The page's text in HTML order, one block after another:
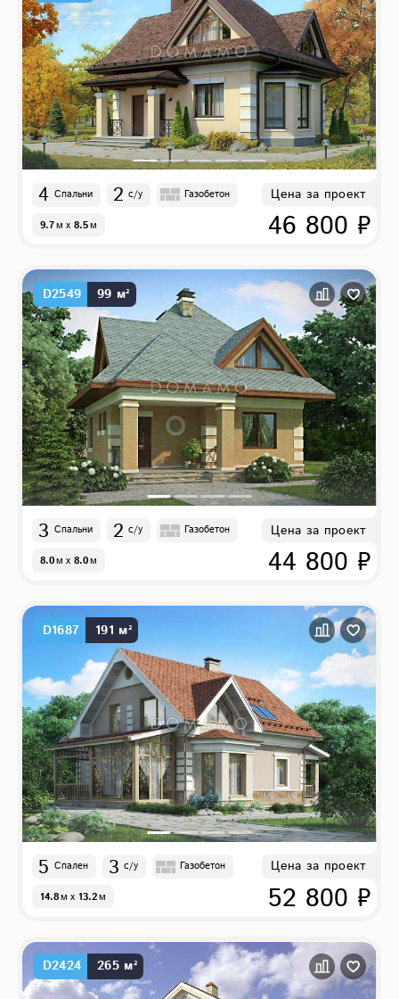
4 Спальни 2 с/у Газобетон
9.7м x 8.5м
Цена за проект
46 800 ₽
D2549 99 м²
3 Спальни 2 с/у Газобетон
8.0м x 8.0м
Цена за проект
44 800 ₽
D1687 191 м²
5 Спален 3 с/у Газобетон
14.8м x 13.2м
Цена за проект
52 800 ₽
D2424 265 м²